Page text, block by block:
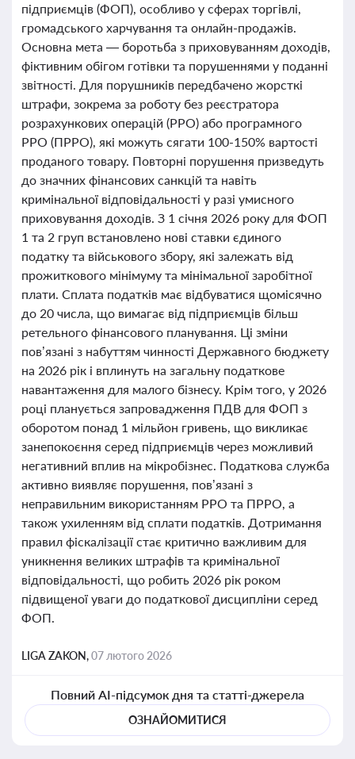
підприємців (ФОП), особливо у сферах торгівлі,
громадського харчування та онлайн-продажів.
Основна мета — боротьба з приховуванням доходів,
фіктивним обігом готівки та порушеннями у поданні
звітності. Для порушників передбачено жорсткі
штрафи, зокрема за роботу без реєстратора
розрахункових операцій (РРО) або програмного
РРО (ПРРО), які можуть сягати 100-150% вартості
проданого товару. Повторні порушення призведуть
до значних фінансових санкцій та навіть
кримінальної відповідальності у разі умисного
приховування доходів. З 1 січня 2026 року для ФОП
1 та 2 груп встановлено нові ставки єдиного
податку та військового збору, які залежать від
прожиткового мінімуму та мінімальної заробітної
плати. Сплата податків має відбуватися щомісячно
до 20 числа, що вимагає від підприємців більш
ретельного фінансового планування. Ці зміни
пов’язані з набуттям чинності Державного бюджету
на 2026 рік і вплинуть на загальну податкове
навантаження для малого бізнесу. Крім того, у 2026
році планується запровадження ПДВ для ФОП з
оборотом понад 1 мільйон гривень, що викликає
занепокоєння серед підприємців через можливий
негативний вплив на мікробізнес. Податкова служба
активно виявляє порушення, пов’язані з
неправильним використанням РРО та ПРРО, а
також ухиленням від сплати податків. Дотримання
правил фіскалізації стає критично важливим для
уникнення великих штрафів та кримінальної
відповідальності, що робить 2026 рік роком
підвищеної уваги до податкової дисципліни серед
ФОП.
LIGA ZAKON,07 лютого 2026
Повний AI-підсумок дня та статті-джерела
ОЗНАЙОМИТИСЯ